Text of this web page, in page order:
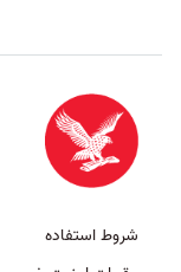
شروط استفاده